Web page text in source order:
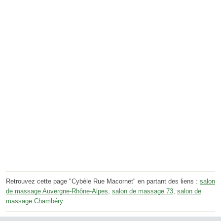
Retrouvez cette page "Cybèle Rue Macornet" en partant des liens : salon
de massage Auvergne-Rhône-Alpes, salon de massage 73, salon de
massage Chambéry.